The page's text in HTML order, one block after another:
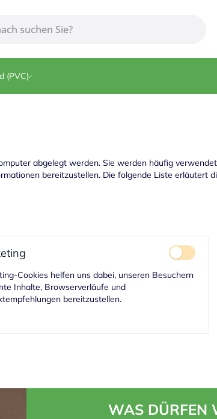
(PVC)
abgelegt werden. Sie werden häufig
bereitzustellen. Die folgende Liste erläutert
Cookies helfen uns dabei, unseren Besuchern
Inhalte, Browserverläufe und
bereitzustellen.
WAS DÜRFEN